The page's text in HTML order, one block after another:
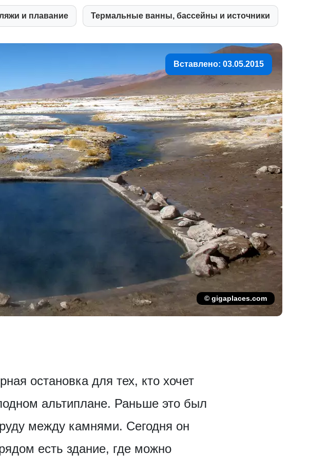
и плавание Термальные ванны, бассейны и источники
Вставлено: 03.05.2015
© gigaplaces.com
остановка для тех, кто хочет
альтиплане. Раньше это был
между камнями. Сегодня он
есть здание, где можно